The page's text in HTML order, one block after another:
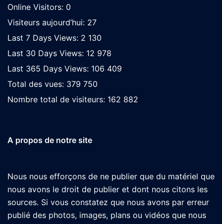
Online Visitors: 0
Visiteurs aujourd’hui: 27
Last 7 Days Views: 2 130
Last 30 Days Views: 12 978
Last 365 Days Views: 106 409
Total des vues: 379 750
Nombre total de visiteurs: 162 882
A propos de notre site
Nous nous efforçons de ne publier que du matériel que
nous avons le droit de publier et dont nous citons les
sources. Si vous constatez que nous avons par erreur
publié des photos, images, plans ou vidéos que nous